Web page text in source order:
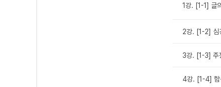
1강. [1-1] 글
2강. [1-2] 심
3강. [1-3] 주
4강. [1-4] 함